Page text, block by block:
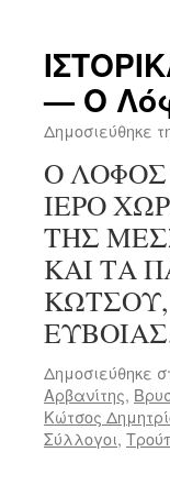
— Ο
Δημοσιεύθηκε
Ο
ΙΕΡΟ
ΤΗΣ
ΚΑΙ ΤΑ
Δημοσιεύθηκε
Αρβανίτης,
Κώτσος
Σύλλογοι,